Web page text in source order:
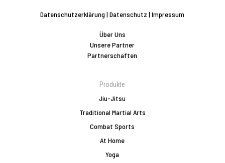
Datenschutzerklärung |Datenschutz |Impressum
Über Uns
Unsere Partner
Partnerschaften
Produkte
Jiu-Jitsu
Traditional Martial Arts
Combat Sports
At Home
Yoga